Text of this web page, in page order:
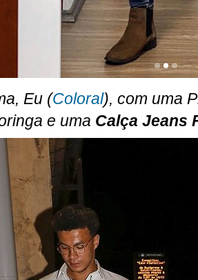
Eu (Coloral), com uma
e uma Calça Jeans